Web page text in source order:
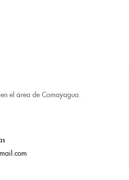
el área de Comayagua.